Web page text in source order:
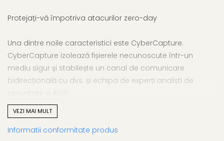
Protejați-vă împotriva atacurilor zero-day
Una dintre noile caracteristici este CyberCapture.
CyberCapture izolează fișierele necunoscute într-un
mediu sigur și stabilește un canal de comunicare
bidirecțională cu dvs. și echipa de experți analiști de
Antivirus de rețea
VEZI MAI MULT
Informatii conformitate produs